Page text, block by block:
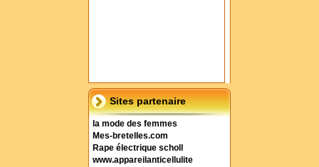
Sites partenaire
la mode des femmes
Mes-bretelles.com
Rape électrique scholl
www.appareilanticellulite